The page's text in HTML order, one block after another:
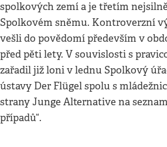
spolkových zemí a je třetím
Spolkovém sněmu. Kontroverzní
vešli do povědomí především v
před pěti lety. V souvislosti s
zařadil již loni v lednu Spolkový
ústavy Der Flügel spolu s
strany Junge Alternative na
případů“.